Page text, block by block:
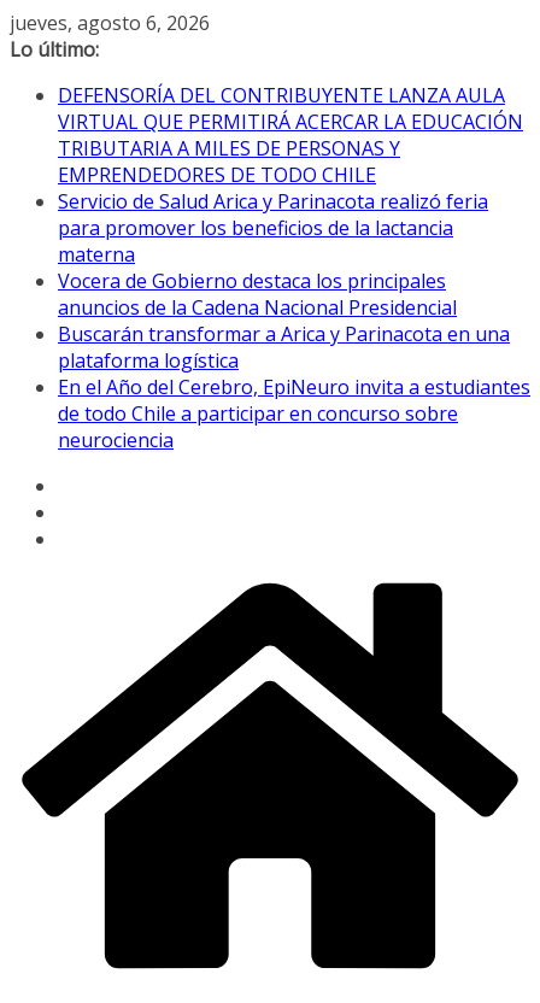
Saltar
al
jueves, agosto 6, 2026
Lo último:
DEFENSORÍA DEL CONTRIBUYENTE LANZA AULA
VIRTUAL QUE PERMITIRÁ ACERCAR LA EDUCACIÓN
TRIBUTARIA A MILES DE PERSONAS Y
EMPRENDEDORES DE TODO CHILE
Servicio de Salud Arica y Parinacota realizó feria
para promover los beneficios de la lactancia
materna
Vocera de Gobierno destaca los principales
anuncios de la Cadena Nacional Presidencial
Buscarán transformar a Arica y Parinacota en una
plataforma logística
En el Año del Cerebro, EpiNeuro invita a estudiantes
de todo Chile a participar en concurso sobre
neurociencia